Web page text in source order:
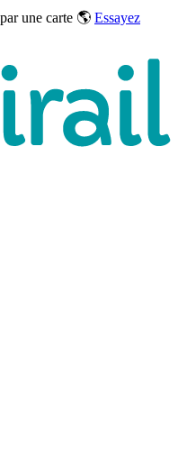
une carte 🌎 Essayez